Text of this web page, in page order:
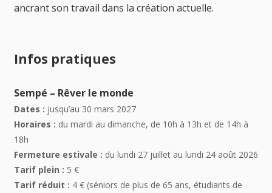
ancrant son travail dans la création actuelle.
Infos pratiques
Sempé – Rêver le monde
Dates : jusqu’au 30 mars 2027
Horaires : du mardi au dimanche, de 10h à 13h et de 14h à
18h
Fermeture estivale : du lundi 27 juillet au lundi 24 août 2026
Tarif plein : 5 €
Tarif réduit : 4 € (séniors de plus de 65 ans, étudiants de